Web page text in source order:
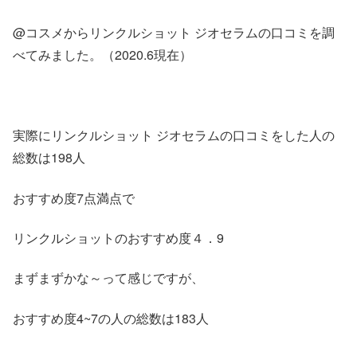
@コスメからリンクルショット ジオセラムの口コミを調
べてみました。（2020.6現在）
実際にリンクルショット ジオセラムの口コミをした人の
総数は198人
おすすめ度7点満点で
リンクルショットのおすすめ度４．9
まずまずかな～って感じですが、
おすすめ度4~7の人の総数は183人